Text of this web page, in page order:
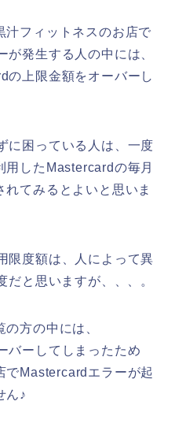
汁フィットネスのお店で
発生する人の中には、
の上限金額をオーバーし
に困っている人は、一度
用したMastercardの毎月
てみるとよいと思いま
限度額は、人によって異
と思いますが、、、。
方の中には、
バーしてしまったため
でMastercardエラーが起
ん♪